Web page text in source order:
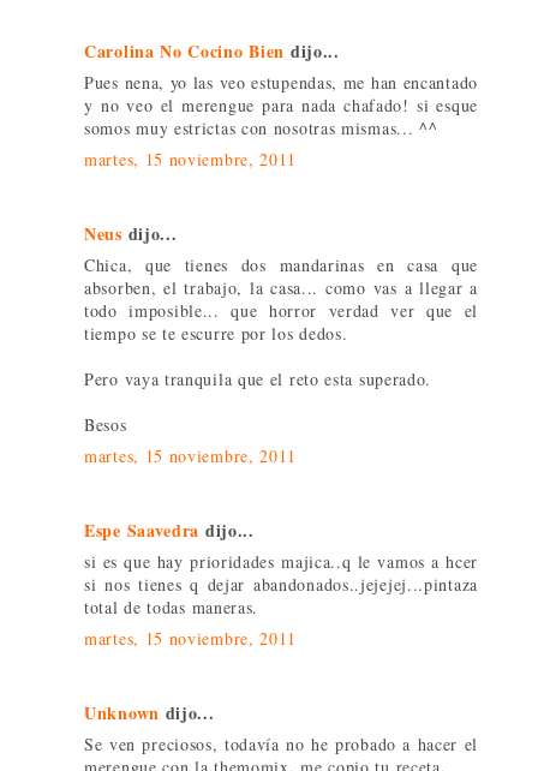
Carolina No Cocino Bien dijo...
Pues nena, yo las veo estupendas, me han encantado
y no veo el merengue para nada chafado! si esque
somos muy estrictas con nosotras mismas... ^^
martes, 15 noviembre, 2011
Neus dijo...
Chica, que tienes dos mandarinas en casa que
absorben, el trabajo, la casa... como vas a llegar a
todo imposible... que horror verdad ver que el
tiempo se te escurre por los dedos.
Pero vaya tranquila que el reto esta superado.
Besos
martes, 15 noviembre, 2011
Espe Saavedra dijo...
si es que hay prioridades majica..q le vamos a hcer
si nos tienes q dejar abandonados..jejejej...pintaza
total de todas maneras.
martes, 15 noviembre, 2011
Unknown dijo...
Se ven preciosos, todavía no he probado a hacer el